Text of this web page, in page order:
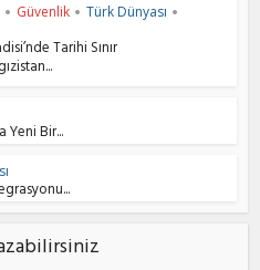
• Güvenlik • Türk Dünyası •
Tarihi Sınır
Yeni Bir...